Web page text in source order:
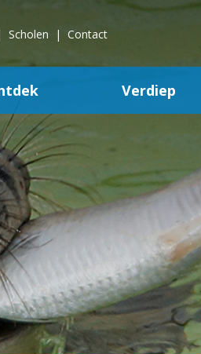
Scholen Contact
Verdiep